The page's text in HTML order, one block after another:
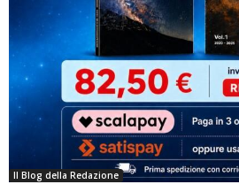
Il Blog della Redazione